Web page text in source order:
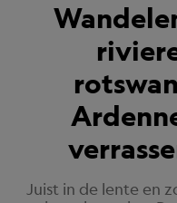
Juist in de lente en